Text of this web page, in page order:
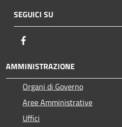
SEGUICI SU
AMMINISTRAZIONE
Organi di Governo
Aree Amministrative
Uffici